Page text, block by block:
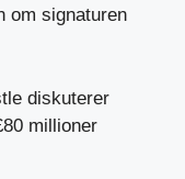
om signaturen
diskuterer
millioner